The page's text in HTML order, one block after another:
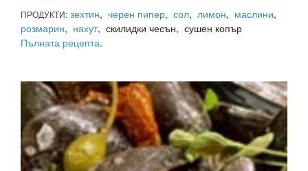
ПРОДУКТИ: зехтин, черен пипер, сол, лимон, маслини,
розмарин, нахут, скилидки чесън, сушен копър
Пълната рецепта.